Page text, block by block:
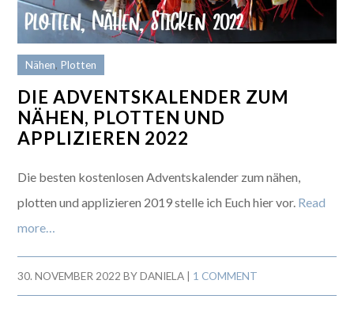
Nähen, Plotten
DIE ADVENTSKALENDER ZUM
NÄHEN, PLOTTEN UND
APPLIZIEREN 2022
Die besten kostenlosen Adventskalender zum nähen,
plotten und applizieren 2019 stelle ich Euch hier vor. Read
more…
30. NOVEMBER 2022 BYDANIELA 1 COMMENT